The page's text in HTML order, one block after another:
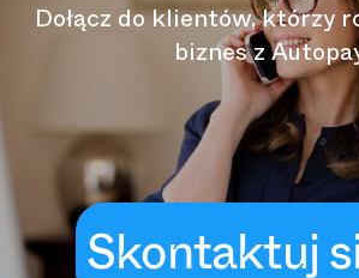
Dołącz do klientów, którzy
biznes z
Skontaktuj